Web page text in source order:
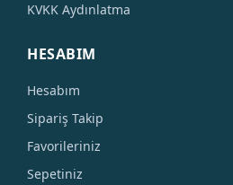
KVKK Aydınlatma
HESABIM
Hesabım
Sipariş Takip
Favorileriniz
Sepetiniz